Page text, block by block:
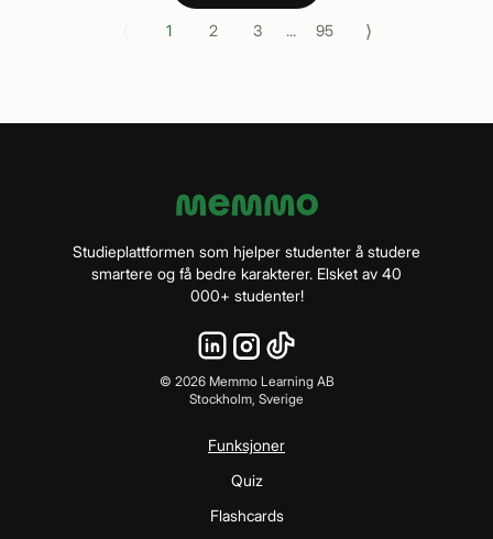
1 2 3 ... 95 ⟩
Studieplattformen som hjelper studenter å studere
smartere og få bedre karakterer. Elsket av 40
000+ studenter!
© 2026Memmo Learning AB
Stockholm, Sverige
Funksjoner
Quiz
Flashcards